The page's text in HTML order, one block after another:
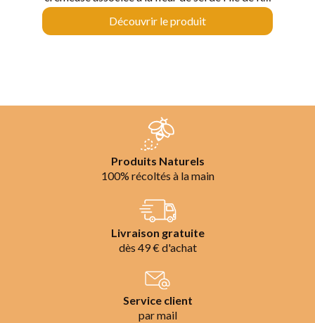
un délice fait maison en direct de notre terroir,
l'accord idéal du sel et du miel. La
collection inédite pour une dégustation
l'Hexagone.
Découvrir le produit
Produits Naturels
100% récoltés à la main
Livraison gratuite
dès 49 € d'achat
Service client
par mail